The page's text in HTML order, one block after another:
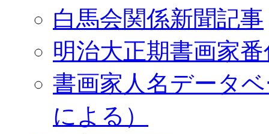
白馬会関係新聞記事
明治大正期書画家
書画家人名データ
による）